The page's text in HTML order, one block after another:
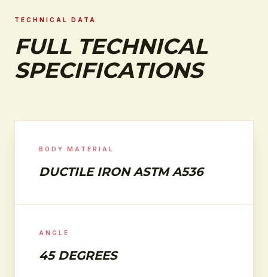
TECHNICAL DATA
FULL TECHNICAL
SPECIFICATIONS
BODY MATERIAL
DUCTILE IRON ASTM A536
ANGLE
45 DEGREES